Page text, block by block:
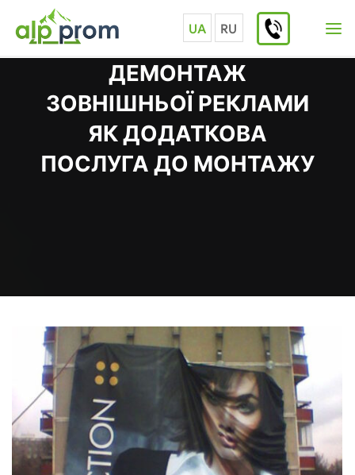
content
UA RU
ДЕМОНТАЖ
ЗОВНІШНЬОЇ РЕКЛАМИ
ЯК ДОДАТКОВА
ПОСЛУГА ДО МОНТАЖУ